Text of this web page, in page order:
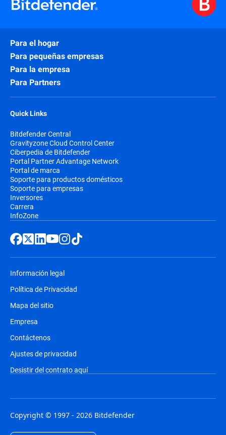
Para el hogar
Para pequeñas empresas
Para la empresa
Para Partners
Quick Links
Bitdefender Central
Gravityzone Cloud Control Center
Ciberpedia de Bitdefender
Portal Partner Advantage Network
Portal de marca
Soporte para productos domésticos
Soporte para empresas
Inversores
Carrera
InfoZone
Información legal
Política de Privacidad
Mapa del sitio
Empresa
Contáctenos
Ajustes de privacidad
Desistir del contrato aquí
Copyright © 1997 - 2026 Bitdefender